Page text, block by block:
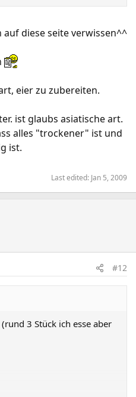
diese seite verwissen^^
eier zu zubereiten.
ist glaubs asiatische art.
alles "trockener" ist und
ist.
Last edited: Jan 5, 2009
#12
3 Stück ich esse aber